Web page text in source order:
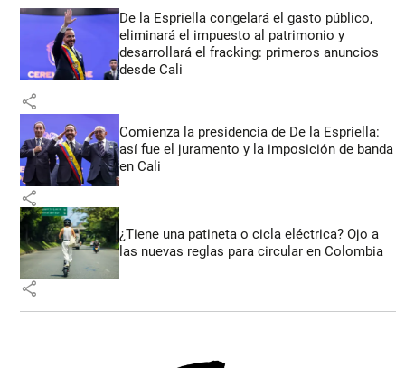
De la Espriella congelará el gasto público,
eliminará el impuesto al patrimonio y
desarrollará el fracking: primeros anuncios
desde Cali
share
Comienza la presidencia de De la Espriella:
así fue el juramento y la imposición de banda
en Cali
share
¿Tiene una patineta o cicla eléctrica? Ojo a
las nuevas reglas para circular en Colombia
share